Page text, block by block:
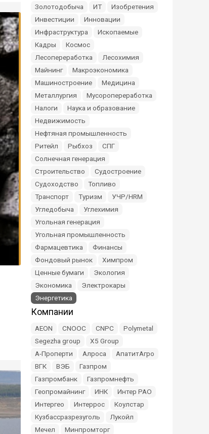
Золотодобыча
ИТ
Изобретения
Инвестиции
Инновации
Инфраструктура
Ископаемые
Кадры
Космос
Лесопереработка
Лесохимия
Майнинг
Макроэкономика
Машиностроение
Медицина
Металлургия
Мусоропереработка
Налоги
Наука и образование
Недвижимость
Нефтяная промышленность
Ритейл
Рыбхоз
СПГ
Солнечная генерация
Строительство
Судостроение
Судоходство
Топливо
Транспорт
Туризм
УЧР/HRM
Угледобыча
Углехимия
Угольная генерация
Угольная промышленность
Фармацевтика
Финансы
Фондовый рынок
Химпром
Ценные бумаги
Экология
Экономика
Электрокары
Энергетика
Компании
AEON CNOOC CNPC
Polymetal
Segezha group
X5 Group
А-Проперти
Алроса
АпатитАгро
ВГК
ВЭБ
Газпром
Газпромбанк
Газпромнефть
Геопромайнинг
ИНК
Интер РАО
Интергео
Интеррос
Коулстар
Кузбассразрезуголь
Лукойл
Мечел
Минпромторг